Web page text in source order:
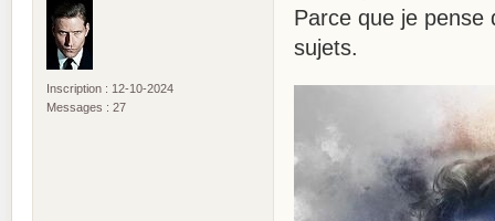
Inscription : 12-10-2024
Messages : 27
Parce que je pense
sujets.